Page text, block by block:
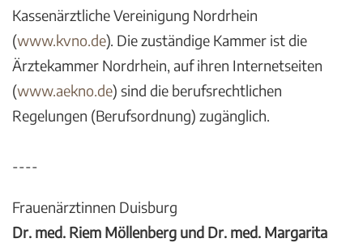
Kassenärztliche Vereinigung Nordrhein
(www.kvno.de). Die zuständige Kammer ist die
Ärztekammer Nordrhein, auf ihren Internetseiten
(www.aekno.de) sind die berufsrechtlichen
Regelungen (Berufsordnung) zugänglich.
----
Frauenärztinnen Duisburg
Dr. med. Riem Möllenberg und Dr. med. Margarita